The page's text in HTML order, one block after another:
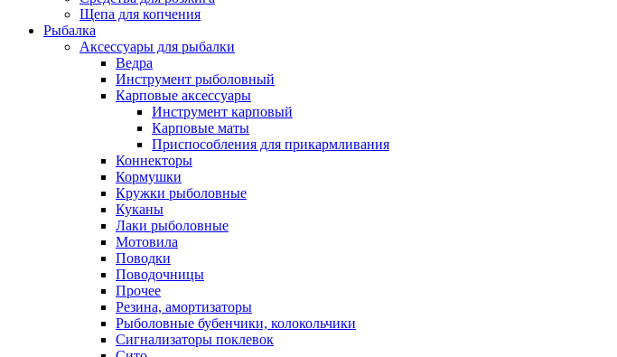
Щепа для копчения
Рыбалка
Аксессуары для рыбалки
Ведра
Инструмент рыболовный
Карповые аксессуары
Инструмент карповый
Карповые маты
Приспособления для прикармливания
Коннекторы
Кормушки
Кружки рыболовные
Куканы
Лаки рыболовные
Мотовила
Поводки
Поводочницы
Прочее
Резина, амортизаторы
Рыболовные бубенчики, колокольчики
Сигнализаторы поклевок